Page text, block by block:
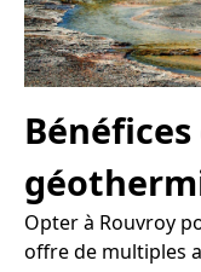
Opter à Rouvroy
offre de multiples